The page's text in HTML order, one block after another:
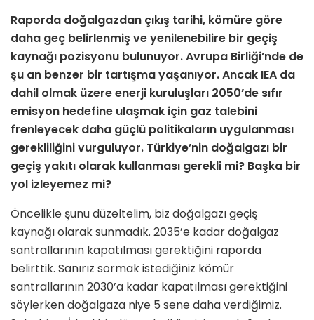
Raporda doğalgazdan çıkış tarihi, kömüre göre
daha geç belirlenmiş ve yenilenebilire bir geçiş
kaynağı pozisyonu bulunuyor. Avrupa Birliği’nde de
şu an benzer bir tartışma yaşanıyor. Ancak IEA da
dahil olmak üzere enerji kuruluşları 2050’de sıfır
emisyon hedefine ulaşmak için gaz talebini
frenleyecek daha güçlü politikaların uygulanması
gerekliliğini vurguluyor. Türkiye’nin doğalgazı bir
geçiş yakıtı olarak kullanması gerekli mi? Başka bir
yol izleyemez mi?
Öncelikle şunu düzeltelim, biz doğalgazı geçiş
kaynağı olarak sunmadık. 2035’e kadar doğalgaz
santrallarının kapatılması gerektiğini raporda
belirttik. Sanırız sormak istediğiniz kömür
santrallarının 2030’a kadar kapatılması gerektiğini
söylerken doğalgaza niye 5 sene daha verdiğimiz.